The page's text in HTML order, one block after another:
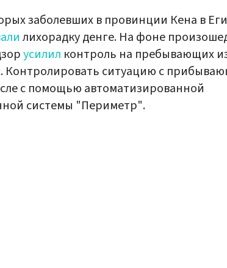
заболевших в провинции Кена в
лихорадку денге. На фоне
усилил контроль на пребывающих
Контролировать ситуацию с
с помощью автоматизированной
системы "Периметр".